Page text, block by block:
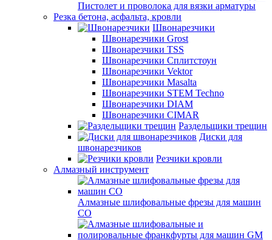
Пистолет и проволока для вязки арматуры
Резка бетона, асфальта, кровли
Швонарезчики
Швонарезчики Grost
Швонарезчики TSS
Швонарезчики Сплитстоун
Швонарезчики Vektor
Швонарезчики Masalta
Швонарезчики STEM Techno
Швонарезчики DIAM
Швонарезчики CIMAR
Раздельщики трещин
Диски для
швонарезчиков
Резчики кровли
Алмазный инструмент
Алмазные шлифовальные фрезы для машин
СО